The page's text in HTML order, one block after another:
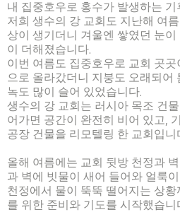
내 집중호우로 홍수가 발생하는
저희 생수의 강 교회도 지난해 여
상이 생기더니 겨울엔 쌓였던 눈
이 더해졌습니다.
이번 여름도 집중호우로 교회 곳
으로 올라갔더니 지붕도 오래되어
녹도 많이 슬어 있었습니다.
생수의 강 교회는 러시아 목조 건
어가면 공간이 완전히 비어 있고,
공장 건물을 리모텔링 한 교회입니
올해 여름에는 교회 뒷방 천정과
과 벽에 빗물이 새어 들어와 얼룩
천정에서 물이 뚝뚝 떨어지는 상황
를 위한 준비와 기도를 시작했습니